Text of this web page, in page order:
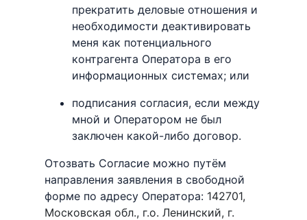
прекратить деловые отношения и
необходимости деактивировать
меня как потенциального
контрагента Оператора в его
информационных системах; или
подписания согласия, если между
мной и Оператором не был
заключен какой-либо договор.
Отозвать Согласие можно путём
направления заявления в свободной
форме по адресу Оператора: 142701,
Московская обл., г.о. Ленинский, г.